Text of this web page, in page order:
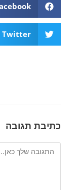
Twitter
כתיבת תגובה